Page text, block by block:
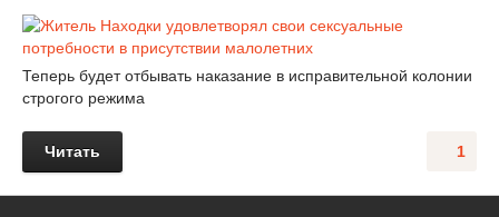
Теперь будет отбывать наказание в исправительной колонии
строгого режима
1
Читать